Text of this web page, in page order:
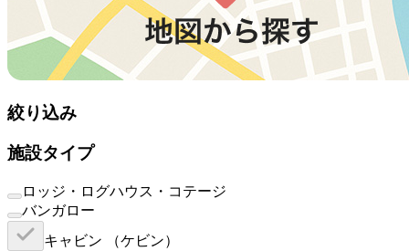
絞り込み
施設タイプ
ロッジ・ログハウス・コテージ
バンガロー
キャビン （ケビン）